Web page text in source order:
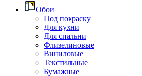
Обои
Под покраску
Для кухни
Для спальни
Флизелиновые
Виниловые
Текстильные
Бумажные